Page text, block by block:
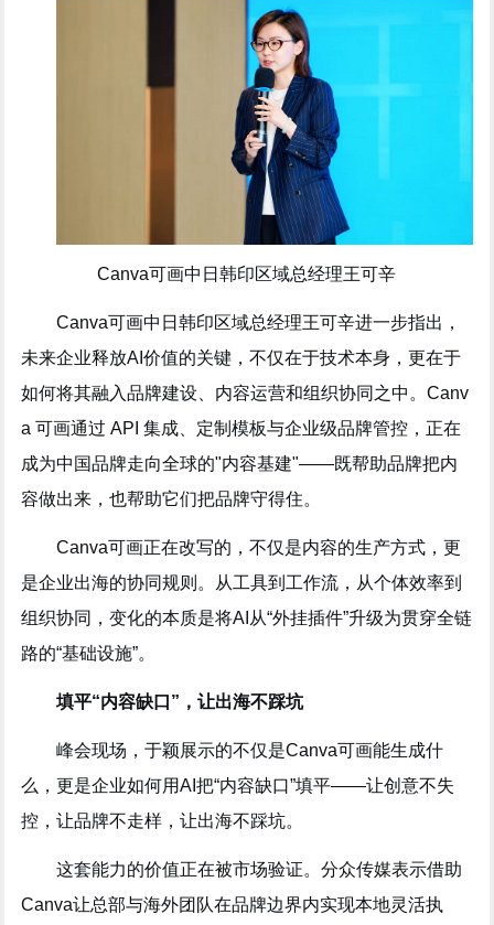
Canva可画中日韩印区域总经理王可辛
Canva可画中日韩印区域总经理王可辛进一步指出，
未来企业释放AI价值的关键，不仅在于技术本身，更在于
如何将其融入品牌建设、内容运营和组织协同之中。Canv
a 可画通过 API 集成、定制模板与企业级品牌管控，正在
成为中国品牌走向全球的"内容基建"——既帮助品牌把内
容做出来，也帮助它们把品牌守得住。
Canva可画正在改写的，不仅是内容的生产方式，更
是企业出海的协同规则。从工具到工作流，从个体效率到
组织协同，变化的本质是将AI从“外挂插件”升级为贯穿全链
路的“基础设施”。
填平“内容缺口”，让出海不踩坑
峰会现场，于颖展示的不仅是Canva可画能生成什
么，更是企业如何用AI把“内容缺口”填平——让创意不失
控，让品牌不走样，让出海不踩坑。
这套能力的价值正在被市场验证。分众传媒表示借助
Canva让总部与海外团队在品牌边界内实现本地灵活执